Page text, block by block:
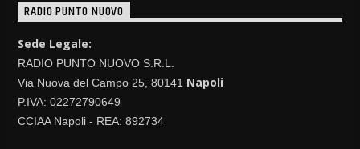
RADIO PUNTO NUOVO
Sede Legale:
RADIO PUNTO NUOVO S.R.L.
Via Nuova del Campo 25, 80141 Napoli
P.IVA: 02272790649
CCIAA Napoli - REA: 892734